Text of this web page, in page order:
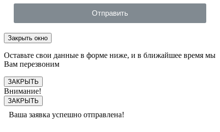
Отправить
Закрыть окно
Оставьте свои данные в форме ниже, и в ближайшее время мы
Вам перезвоним
ЗАКРЫТЬ
Внимание!
ЗАКРЫТЬ
Ваша заявка успешно отправлена!